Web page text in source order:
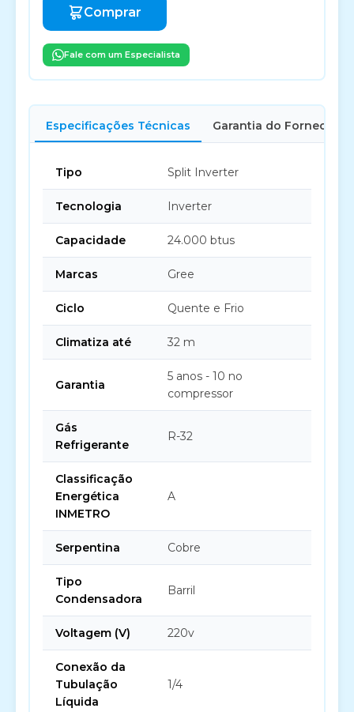
Comprar
Fale com um Especialista
Especificações Técnicas Garantia do Fornecedor
Tipo Split Inverter
Tecnologia Inverter
Capacidade 24.000 btus
Marcas Gree
Ciclo Quente e Frio
Climatiza até 32 m
Garantia
5 anos - 10 no
compressor
Gás
Refrigerante
R-32
Classificação
Energética
INMETRO
A
Serpentina Cobre
Tipo
Condensadora
Barril
Voltagem (V) 220v
Conexão da
Tubulação
Líquida
1/4